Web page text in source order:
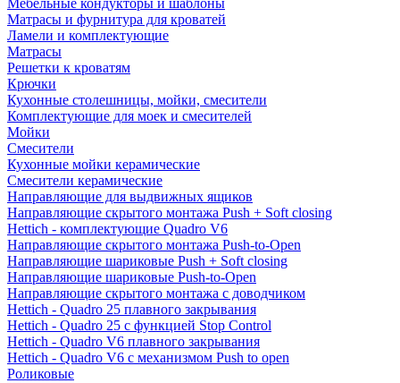
Мебельные кондукторы и шаблоны
Матрасы и фурнитура для кроватей
Ламели и комплектующие
Матрасы
Решетки к кроватям
Крючки
Кухонные столешницы, мойки, смесители
Комплектующие для моек и смесителей
Мойки
Смесители
Кухонные мойки керамические
Смесители керамические
Направляющие для выдвижных ящиков
Направляющие скрытого монтажа Push + Soft closing
Hettich - комплектующие Quadro V6
Направляющие скрытого монтажа Push-to-Open
Направляющие шариковые Push + Soft closing
Направляющие шариковые Push-to-Open
Направляющие скрытого монтажа с доводчиком
Hettich - Quadro 25 плавного закрывания
Hettich - Quadro 25 с функцией Stop Control
Hettich - Quadro V6 плавного закрывания
Hettich - Quadro V6 с механизмом Push to open
Роликовые